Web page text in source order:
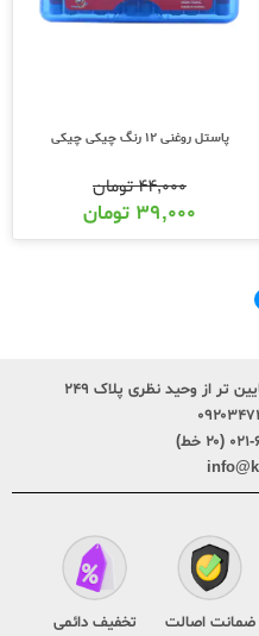
پاستل روغنی 12 رنگ چیکی چیکی
۴۴,۰۰۰تومان
۳۹,۰۰۰ تومان
ضمانت اصالت تخفیف دائمی